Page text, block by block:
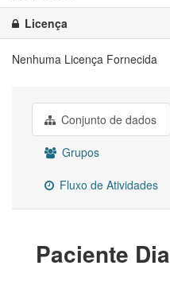
Licença
Nenhuma Licença Fornecida
Conjunto de dados
Grupos
Fluxo de Atividades
Paciente Dia